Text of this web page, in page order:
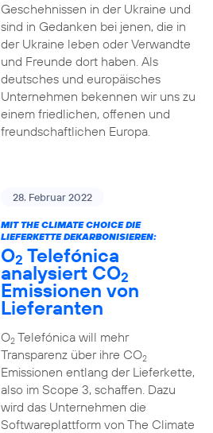
Geschehnissen in der Ukraine und
sind in Gedanken bei jenen, die in
der Ukraine leben oder Verwandte
und Freunde dort haben. Als
deutsches und europäisches
Unternehmen bekennen wir uns zu
einem friedlichen, offenen und
freundschaftlichen Europa.
28. Februar 2022
MIT THE CLIMATE CHOICE DIE
LIEFERKETTE DEKARBONISIEREN:
O2 Telefónica
analysiert CO2
Emissionen von
Lieferanten
O2Telefónica will mehr
Transparenz über ihre CO2
Emissionen entlang der Lieferkette,
also im Scope 3, schaffen. Dazu
wird das Unternehmen die
Softwareplattform von The Climate